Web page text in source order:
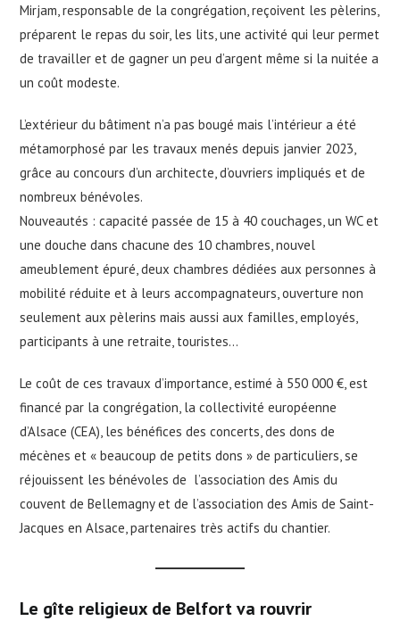
Mirjam, responsable de la congrégation, reçoivent les pèlerins,
préparent le repas du soir, les lits, une activité qui leur permet
de travailler et de gagner un peu d’argent même si la nuitée a
un coût modeste.
L’extérieur du bâtiment n’a pas bougé mais l’intérieur a été
métamorphosé par les travaux menés depuis janvier 2023,
grâce au concours d’un architecte, d’ouvriers impliqués et de
nombreux bénévoles.
Nouveautés : capacité passée de 15 à 40 couchages, un WC et
une douche dans chacune des 10 chambres, nouvel
ameublement épuré, deux chambres dédiées aux personnes à
mobilité réduite et à leurs accompagnateurs, ouverture non
seulement aux pèlerins mais aussi aux familles, employés,
participants à une retraite, touristes…
Le coût de ces travaux d’importance, estimé à 550 000 €, est
financé par la congrégation, la collectivité européenne
d’Alsace (CEA), les bénéfices des concerts, des dons de
mécènes et « beaucoup de petits dons » de particuliers, se
réjouissent les bénévoles de l’association des Amis du
couvent de Bellemagny et de l’association des Amis de Saint-
Jacques en Alsace, partenaires très actifs du chantier.
Le gîte religieux de Belfort va rouvrir